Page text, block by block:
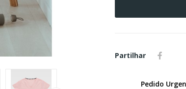
Partilhar
Pedido